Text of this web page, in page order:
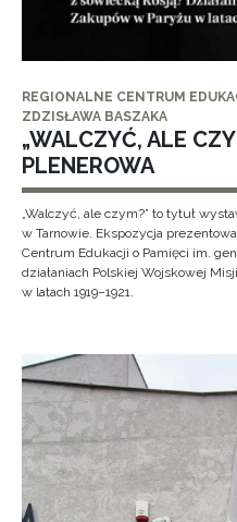
REGIONALNE CENTRUM
ZDZISŁAWA BASZAKA
„WALCZYĆ, ALE
PLENEROWA
„Walczyć, ale czym?” to tytuł
w Tarnowie. Ekspozycja
Centrum Edukacji o Pamięci im.
działaniach Polskiej Wojskowej
w latach 1919–1921.